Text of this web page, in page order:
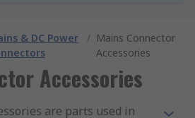
& DC Power
/ Mains Connector
Accessories
Accessories
are parts used in